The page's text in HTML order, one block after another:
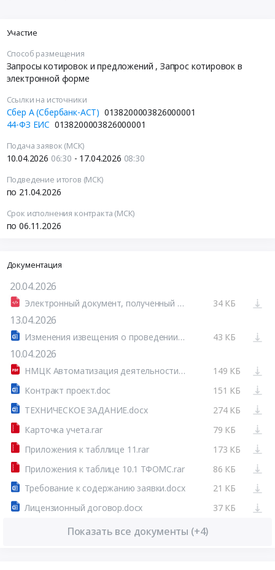
Участие
Способ размещения
Запросы котировок и предложений , Запрос котировок в
электронной форме
Ссылки на источники
Сбер А (Сбербанк-АСТ) 0138200003826000001
44-ФЗ ЕИС 0138200003826000001
Подача заявок (МСК)
10.04.2026 06:30 - 17.04.2026 08:30
Подведение итогов (МСК)
по 21.04.2026
Срок исполнения контракта (МСК)
по 06.11.2026
Документация
20.04.2026
Электронный документ, полученный из внешней системы.xml 34 КБ
13.04.2026
Изменения извещения о проведении запроса котировок в электронной форме 43 КБ
10.04.2026
НМЦК Автоматизация деятельности КСП 2026.pdf
149 КБ
Контракт проект.doc
151 КБ
ТЕХНИЧЕСКОЕ ЗАДАНИЕ.docx
274 КБ
Карточка учета.rar
79 КБ
Приложения к табллице 11.rar
173 КБ
Приложения к таблице 10.1 ТФОМС.rar
86 КБ
Требование к содержанию заявки.docx
21 КБ
Лицензионный договор.docx
37 КБ
Показать все документы (+4)